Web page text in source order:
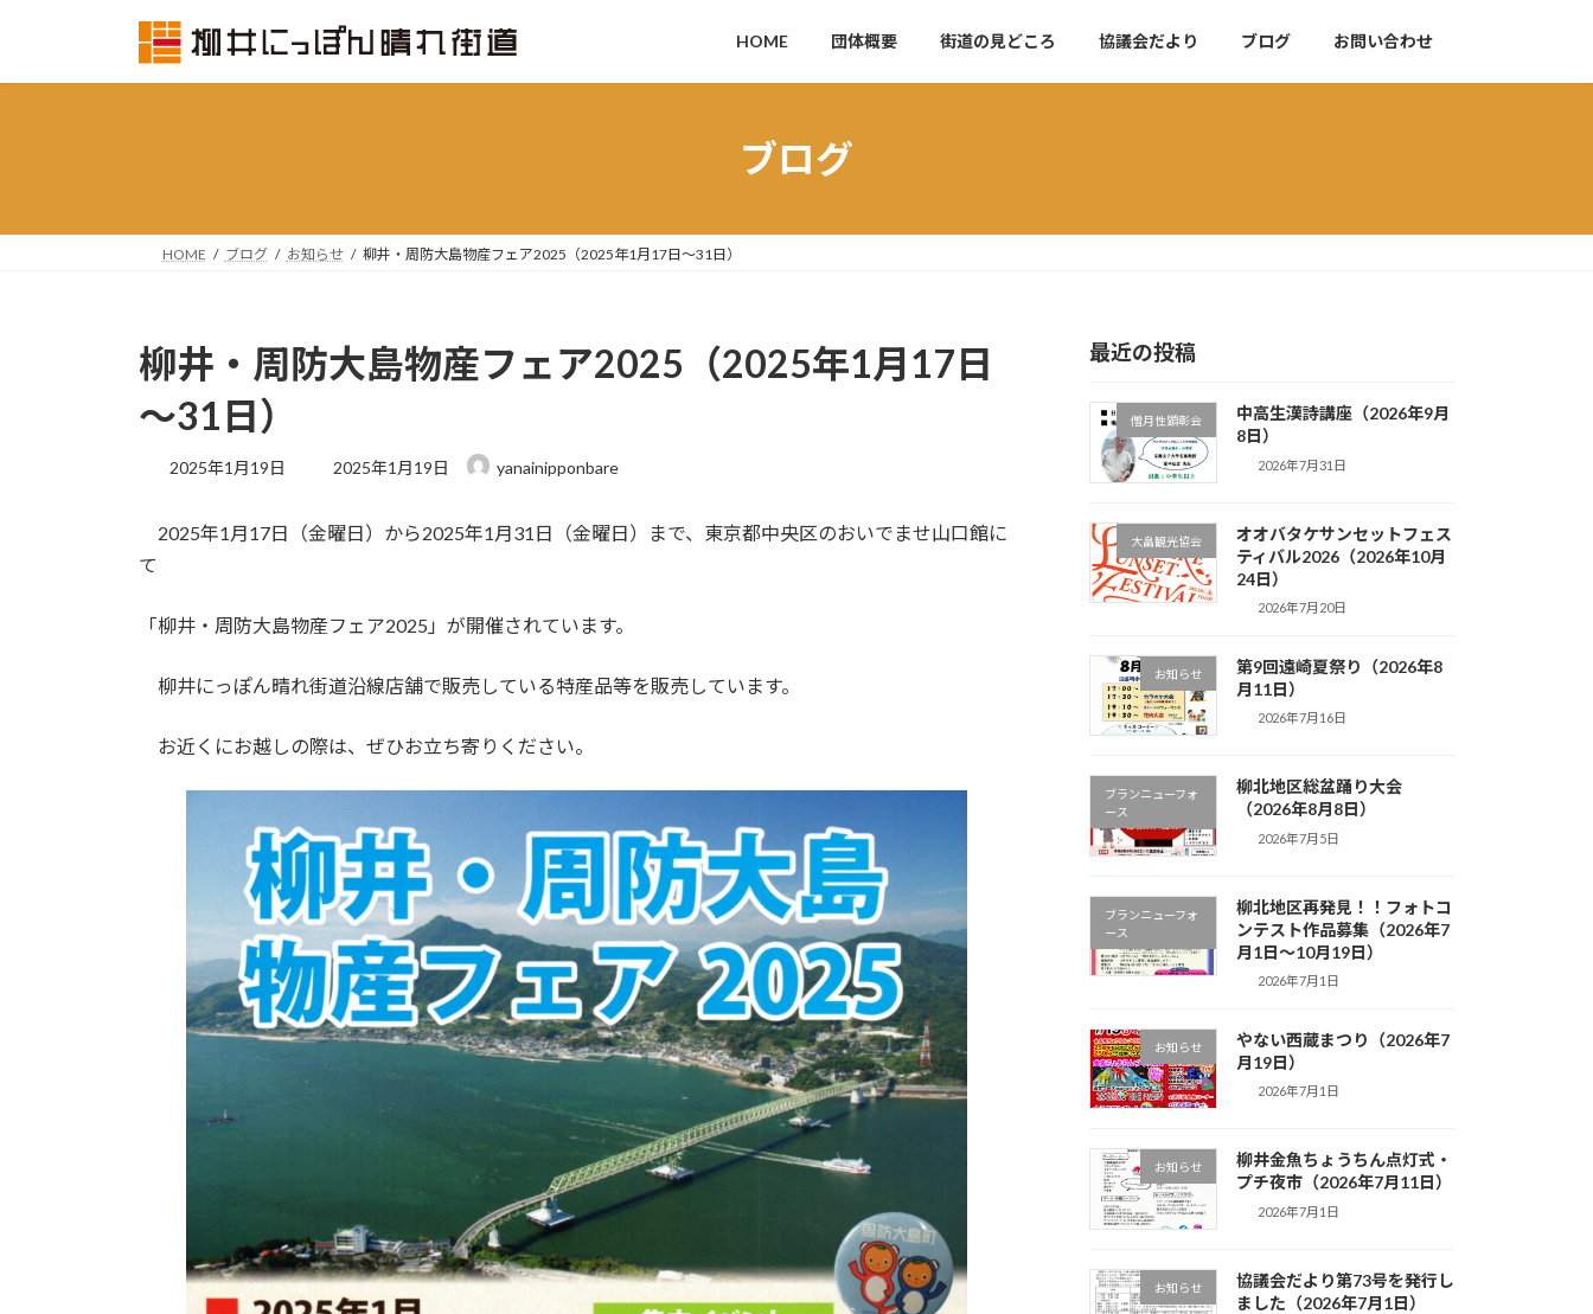
ッ
移
HOME 団体概要 街道の見どころ 協議会だより ブログ お問い合わせ
ブログ
HOME ブログ お知らせ 柳井・周防大島物産フェア2025（2025年1月17日～31日）
柳井・周防大島物産フェア2025（2025年1月17日
～31日）
2025年1月19日
最
新
2025年1月19日 yanainipponbare
2025年1月17日（金曜日）から2025年1月31日（金曜日）まで、東京都中央区のおいでませ山口館に
て
「柳井・周防大島物産フェア2025」が開催されています。
柳井にっぽん晴れ街道沿線店舗で販売している特産品等を販売しています。
お近くにお越しの際は、ぜひお立ち寄りください。
最近の投稿
僧月性顕彰会
中高生漢詩講座（2026年9月
8日）
2026年7月31日
大畠観光協会
オオバタケサンセットフェス
ティバル2026（2026年10月
24日）
2026年7月20日
お知らせ
第9回遠崎夏祭り（2026年8
月11日）
2026年7月16日
ブランニューフォ
ース
柳北地区総盆踊り大会
（2026年8月8日）
2026年7月5日
ブランニューフォ
ース
柳北地区再発見！！フォトコ
ンテスト作品募集（2026年7
月1日～10月19日）
2026年7月1日
お知らせ
やない西蔵まつり（2026年7
月19日）
2026年7月1日
お知らせ
柳井金魚ちょうちん点灯式・
プチ夜市（2026年7月11日）
2026年7月1日
お知らせ
協議会だより第73号を発行し
ました（2026年7月1日）